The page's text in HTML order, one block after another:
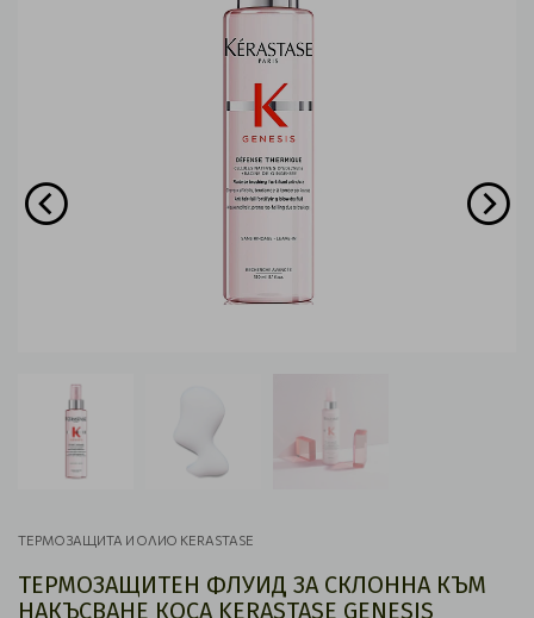
ТЕРМОЗАЩИТА И ОЛИO KERASTASE
ТЕРМОЗАЩИТЕН ФЛУИД ЗА СКЛОННА КЪМ
НАКЪСВАНЕ КОСА KERASTASE GENESIS